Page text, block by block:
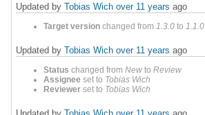
Updated by Tobias Wich over 11 years ago
Target version changed from 1.3.0 to 1.1.0
Updated by Tobias Wich over 11 years ago
Status changed from New to Review
Assignee set to Tobias Wich
Reviewer set to Tobias Wich